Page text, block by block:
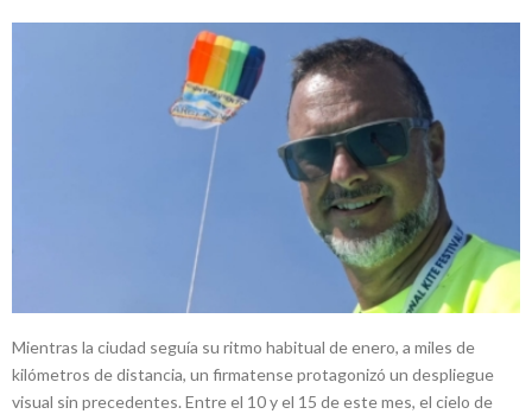
del ferrocarril
Violento robo en la zona rural de Firmat: maniataron a una pareja de
Mientras la ciudad seguía su ritmo habitual de enero, a miles de
kilómetros de distancia, un firmatense protagonizó un despliegue
visual sin precedentes. Entre el 10 y el 15 de este mes, el cielo de